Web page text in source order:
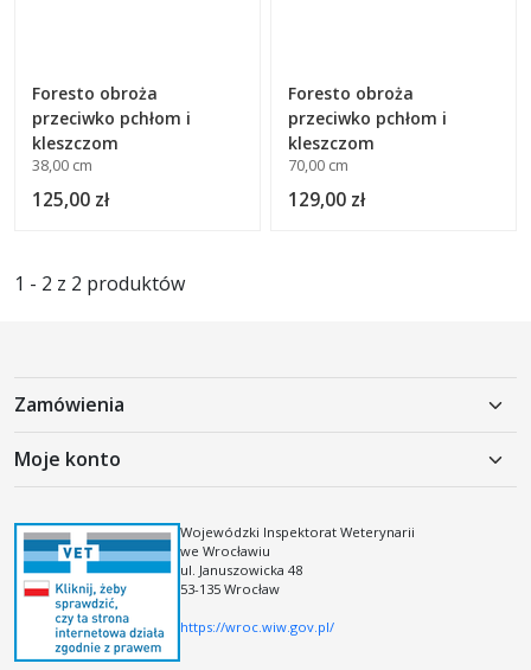
Foresto obroża
przeciwko pchłom i
kleszczom
38,00 cm
125,00 zł
Foresto obroża
przeciwko pchłom i
kleszczom
70,00 cm
129,00 zł
1 - 2 z 2 produktów
Zamówienia
Polityka prywatności
Koszty dostawy
Regulamin kodów i kuponów rabatowych
Moje konto
Moje konto
Rejestracja
Logowanie
Wojewódzki Inspektorat Weterynarii
we Wrocławiu
ul. Januszowicka 48
53-135 Wrocław
https://wroc.wiw.gov.pl/